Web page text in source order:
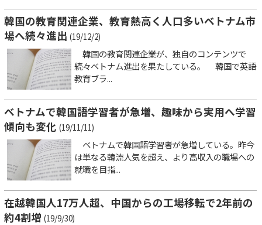
韓国の教育関連企業、教育熱高く人口多いベトナム市
場へ続々進出 (19/12/2)
韓国の教育関連企業が、独自のコンテンツで
続々ベトナム進出を果たしている。 韓国で英語
教育ブラ...
ベトナムで韓国語学習者が急増、趣味から実用へ学習
傾向も変化 (19/11/11)
ベトナムで韓国語学習者が急増している。昨今
は単なる韓流人気を超え、より高収入の職場への
就職を目指...
在越韓国人17万人超、中国からの工場移転で2年前の
約4割増 (19/9/30)